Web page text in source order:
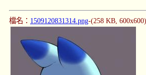
檔名： 1509120831314.png-(258 KB, 600x600)